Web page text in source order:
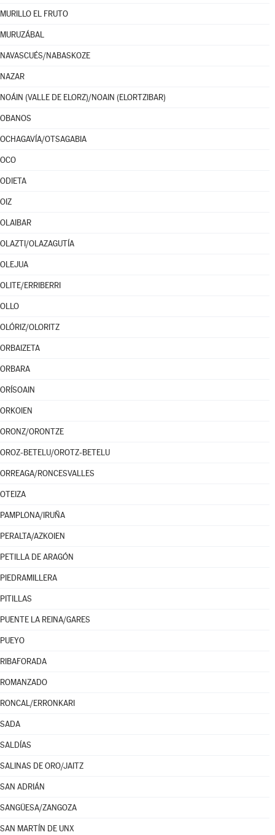
MURILLO EL FRUTO
MURUZÁBAL
NAVASCUÉS/NABASKOZE
NAZAR
NOÁIN (VALLE DE ELORZ)/NOAIN (ELORTZIBAR)
OBANOS
OCHAGAVÍA/OTSAGABIA
OCO
ODIETA
OIZ
OLAIBAR
OLAZTI/OLAZAGUTÍA
OLEJUA
OLITE/ERRIBERRI
OLLO
OLÓRIZ/OLORITZ
ORBAIZETA
ORBARA
ORÍSOAIN
ORKOIEN
ORONZ/ORONTZE
OROZ-BETELU/OROTZ-BETELU
ORREAGA/RONCESVALLES
OTEIZA
PAMPLONA/IRUÑA
PERALTA/AZKOIEN
PETILLA DE ARAGÓN
PIEDRAMILLERA
PITILLAS
PUENTE LA REINA/GARES
PUEYO
RIBAFORADA
ROMANZADO
RONCAL/ERRONKARI
SADA
SALDÍAS
SALINAS DE ORO/JAITZ
SAN ADRIÁN
SANGÜESA/ZANGOZA
SAN MARTÍN DE UNX